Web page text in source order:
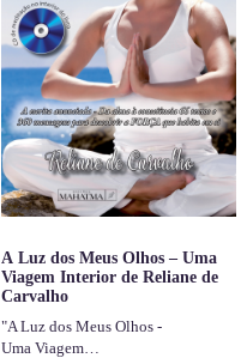
A Luz dos Meus Olhos – Uma
Viagem Interior de Reliane de
Carvalho
"A Luz dos Meus Olhos -
Uma Viagem…